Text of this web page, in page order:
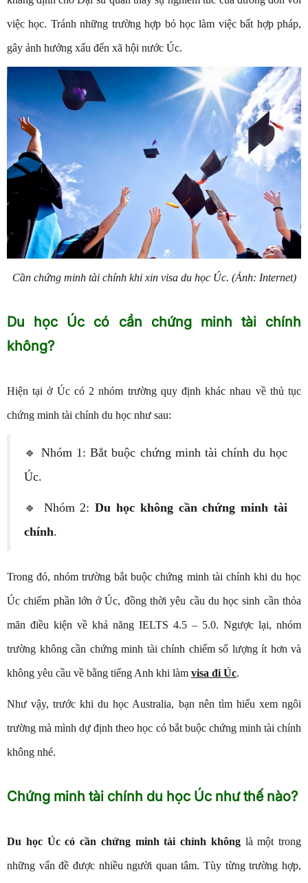
việc học. Tránh những trường hợp bỏ học làm việc bất hợp pháp,
gây ảnh hưởng xấu đến xã hội nước Úc.
Cần chứng minh tài chính khi xin visa du học Úc. (Ảnh: Internet)
Du học Úc có cần chứng minh tài chính
không?
Hiện tại ở Úc có 2 nhóm trường quy định khác nhau về thủ tục
chứng minh tài chính du học như sau:
🔹 Nhóm 1: Bắt buộc chứng minh tài chính du học
Úc.
🔹 Nhóm 2:Du học không cần chứng minh tài
chính.
Trong đó, nhóm trường bắt buộc chứng minh tài chính khi du học
Úc chiếm phần lớn ở Úc, đồng thời yêu cầu du học sinh cần thỏa
mãn điều kiện về khả năng IELTS 4.5 – 5.0. Ngược lại, nhóm
trường không cần chứng minh tài chính chiếm số lượng ít hơn và
không yêu cầu về bằng tiếng Anh khi làm visa đi Úc.
Như vậy, trước khi du học Australia, bạn nên tìm hiểu xem ngôi
trường mà mình dự định theo học có bắt buộc chứng minh tài chính
không nhé.
Chứng minh tài chính du học Úc như thế nào?
Du học Úc có cần chứng minh tài chính khônglà một trong
những vấn đề được nhiều người quan tâm. Tùy từng trường hợp,